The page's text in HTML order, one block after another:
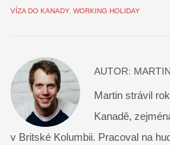
VÍZA DO KANADY, WORKING HOLIDAY
AUTOR:
Martin strávil
Kanadě,
v Britské Kolumbii. Pracoval na